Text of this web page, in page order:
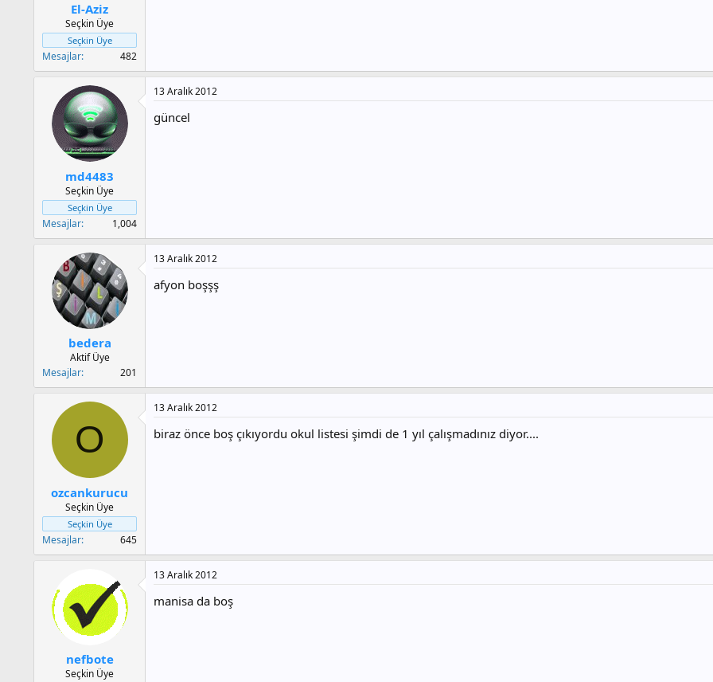
El-Aziz
Seçkin Üye
Seçkin Üye
Mesajlar 482
md4483
Seçkin Üye
Seçkin Üye
Mesajlar 1,004
13 Aralık 2012
güncel
bedera
Aktif Üye
Mesajlar
201
13 Aralık 2012
afyon boşşş
O
ozcankurucu
Seçkin Üye
Seçkin Üye
Mesajlar 645
13 Aralık 2012
biraz önce boş çıkıyordu okul listesi şimdi de 1 yıl çalışmadınız diyor....
nefbote
Seçkin Üye
13 Aralık 2012
manisa da boş